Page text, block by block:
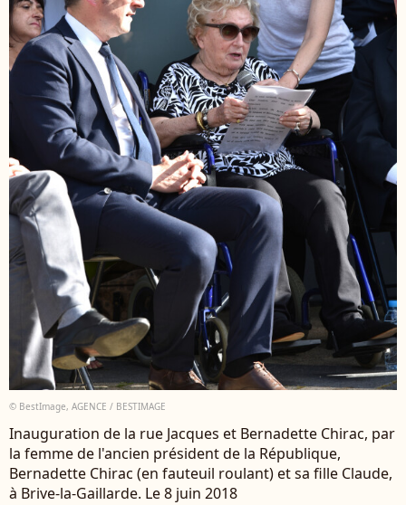
© BestImage, AGENCE / BESTIMAGE
Inauguration de la rue Jacques et Bernadette Chirac, par
la femme de l'ancien président de la République,
Bernadette Chirac (en fauteuil roulant) et sa fille Claude,
à Brive-la-Gaillarde. Le 8 juin 2018